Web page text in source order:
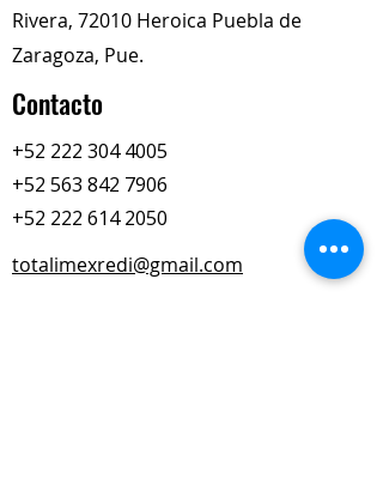
Rivera, 72010 Heroica Puebla de
Zaragoza, Pue.
Contacto
+52 222 304 4005
+52 563 842 7906
+52 222 614 2050
totalimexredi@gmail.com